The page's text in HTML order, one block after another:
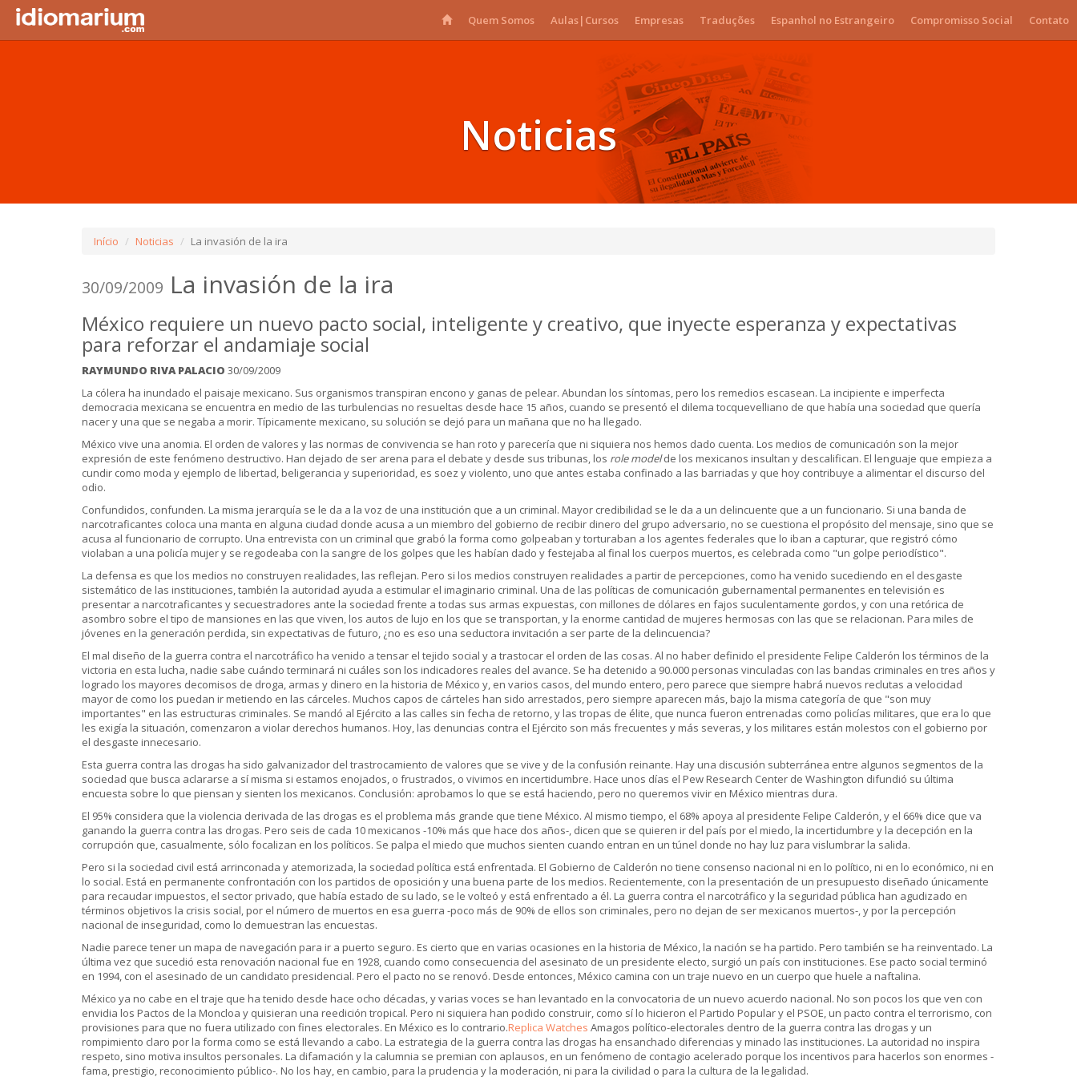
Quem Somos Aulas|Cursos Empresas Traduções Espanhol no Estrangeiro Compromisso Social Contato
Noticias
Início Noticias La invasión de la ira
30/09/2009 La invasión de la ira
México requiere un nuevo pacto social, inteligente y creativo, que inyecte esperanza y expectativas
para reforzar el andamiaje social
RAYMUNDO RIVA PALACIO 30/09/2009
La cólera ha inundado el paisaje mexicano. Sus organismos transpiran encono y ganas de pelear. Abundan los síntomas, pero los remedios escasean. La incipiente e imperfecta
democracia mexicana se encuentra en medio de las turbulencias no resueltas desde hace 15 años, cuando se presentó el dilema tocquevelliano de que había una sociedad que quería
nacer y una que se negaba a morir. Típicamente mexicano, su solución se dejó para un mañana que no ha llegado.
México vive una anomia. El orden de valores y las normas de convivencia se han roto y parecería que ni siquiera nos hemos dado cuenta. Los medios de comunicación son la mejor
expresión de este fenómeno destructivo. Han dejado de ser arena para el debate y desde sus tribunas, los role modelde los mexicanos insultan y descalifican. El lenguaje que empieza a
cundir como moda y ejemplo de libertad, beligerancia y superioridad, es soez y violento, uno que antes estaba confinado a las barriadas y que hoy contribuye a alimentar el discurso del
odio.
Confundidos, confunden. La misma jerarquía se le da a la voz de una institución que a un criminal. Mayor credibilidad se le da a un delincuente que a un funcionario. Si una banda de
narcotraficantes coloca una manta en alguna ciudad donde acusa a un miembro del gobierno de recibir dinero del grupo adversario, no se cuestiona el propósito del mensaje, sino que se
acusa al funcionario de corrupto. Una entrevista con un criminal que grabó la forma como golpeaban y torturaban a los agentes federales que lo iban a capturar, que registró cómo
violaban a una policía mujer y se regodeaba con la sangre de los golpes que les habían dado y festejaba al final los cuerpos muertos, es celebrada como "un golpe periodístico".
La defensa es que los medios no construyen realidades, las reflejan. Pero si los medios construyen realidades a partir de percepciones, como ha venido sucediendo en el desgaste
sistemático de las instituciones, también la autoridad ayuda a estimular el imaginario criminal. Una de las políticas de comunicación gubernamental permanentes en televisión es
presentar a narcotraficantes y secuestradores ante la sociedad frente a todas sus armas expuestas, con millones de dólares en fajos suculentamente gordos, y con una retórica de
asombro sobre el tipo de mansiones en las que viven, los autos de lujo en los que se transportan, y la enorme cantidad de mujeres hermosas con las que se relacionan. Para miles de
jóvenes en la generación perdida, sin expectativas de futuro, ¿no es eso una seductora invitación a ser parte de la delincuencia?
El mal diseño de la guerra contra el narcotráfico ha venido a tensar el tejido social y a trastocar el orden de las cosas. Al no haber definido el presidente Felipe Calderón los términos de la
victoria en esta lucha, nadie sabe cuándo terminará ni cuáles son los indicadores reales del avance. Se ha detenido a 90.000 personas vinculadas con las bandas criminales en tres años y
logrado los mayores decomisos de droga, armas y dinero en la historia de México y, en varios casos, del mundo entero, pero parece que siempre habrá nuevos reclutas a velocidad
mayor de como los puedan ir metiendo en las cárceles. Muchos capos de cárteles han sido arrestados, pero siempre aparecen más, bajo la misma categoría de que "son muy
importantes" en las estructuras criminales. Se mandó al Ejército a las calles sin fecha de retorno, y las tropas de élite, que nunca fueron entrenadas como policías militares, que era lo que
les exigía la situación, comenzaron a violar derechos humanos. Hoy, las denuncias contra el Ejército son más frecuentes y más severas, y los militares están molestos con el gobierno por
el desgaste innecesario.
Esta guerra contra las drogas ha sido galvanizador del trastrocamiento de valores que se vive y de la confusión reinante. Hay una discusión subterránea entre algunos segmentos de la
sociedad que busca aclararse a sí misma si estamos enojados, o frustrados, o vivimos en incertidumbre. Hace unos días el Pew Research Center de Washington difundió su última
encuesta sobre lo que piensan y sienten los mexicanos. Conclusión: aprobamos lo que se está haciendo, pero no queremos vivir en México mientras dura.
El 95% considera que la violencia derivada de las drogas es el problema más grande que tiene México. Al mismo tiempo, el 68% apoya al presidente Felipe Calderón, y el 66% dice que va
ganando la guerra contra las drogas. Pero seis de cada 10 mexicanos -10% más que hace dos años-, dicen que se quieren ir del país por el miedo, la incertidumbre y la decepción en la
corrupción que, casualmente, sólo focalizan en los políticos. Se palpa el miedo que muchos sienten cuando entran en un túnel donde no hay luz para vislumbrar la salida.
Pero si la sociedad civil está arrinconada y atemorizada, la sociedad política está enfrentada. El Gobierno de Calderón no tiene consenso nacional ni en lo político, ni en lo económico, ni en
lo social. Está en permanente confrontación con los partidos de oposición y una buena parte de los medios. Recientemente, con la presentación de un presupuesto diseñado únicamente
para recaudar impuestos, el sector privado, que había estado de su lado, se le volteó y está enfrentado a él. La guerra contra el narcotráfico y la seguridad pública han agudizado en
términos objetivos la crisis social, por el número de muertos en esa guerra -poco más de 90% de ellos son criminales, pero no dejan de ser mexicanos muertos-, y por la percepción
nacional de inseguridad, como lo demuestran las encuestas.
Nadie parece tener un mapa de navegación para ir a puerto seguro. Es cierto que en varias ocasiones en la historia de México, la nación se ha partido. Pero también se ha reinventado. La
última vez que sucedió esta renovación nacional fue en 1928, cuando como consecuencia del asesinato de un presidente electo, surgió un país con instituciones. Ese pacto social terminó
en 1994, con el asesinado de un candidato presidencial. Pero el pacto no se renovó. Desde entonces, México camina con un traje nuevo en un cuerpo que huele a naftalina.
México ya no cabe en el traje que ha tenido desde hace ocho décadas, y varias voces se han levantado en la convocatoria de un nuevo acuerdo nacional. No son pocos los que ven con
envidia los Pactos de la Moncloa y quisieran una reedición tropical. Pero ni siquiera han podido construir, como sí lo hicieron el Partido Popular y el PSOE, un pacto contra el terrorismo, con
provisiones para que no fuera utilizado con fines electorales. En México es lo contrario.Replica Watches Amagos político-electorales dentro de la guerra contra las drogas y un
rompimiento claro por la forma como se está llevando a cabo. La estrategia de la guerra contra las drogas ha ensanchado diferencias y minado las instituciones. La autoridad no inspira
respeto, sino motiva insultos personales. La difamación y la calumnia se premian con aplausos, en un fenómeno de contagio acelerado porque los incentivos para hacerlos son enormes -
fama, prestigio, reconocimiento público-. No los hay, en cambio, para la prudencia y la moderación, ni para la civilidad o para la cultura de la legalidad.